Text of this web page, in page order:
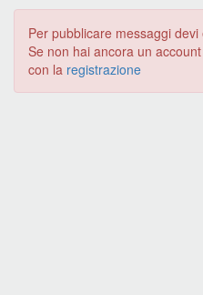
Per pubblicare messaggi devi
Se non hai ancora un
con la registrazione